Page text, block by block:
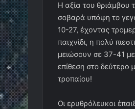
Η αξία του θριάμβου
σοβαρά υπόψη το
10-27, έχοντας
παιχνίδι, η πολύ
μειώσουν σε 37-41
επίθεση στο
τροπαίου!
Οι ερυθρόλευκοι